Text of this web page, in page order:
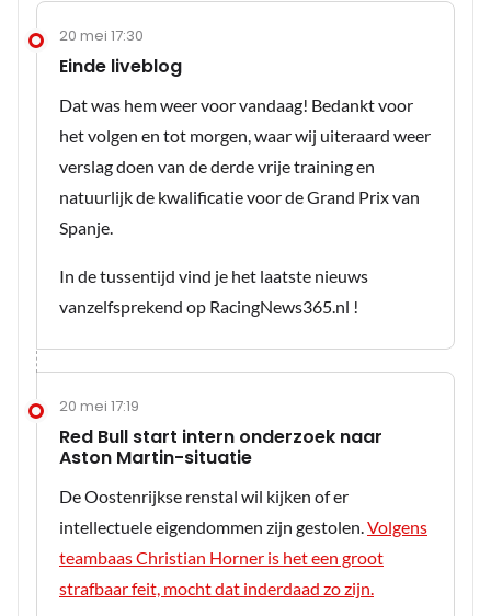
20 mei 17:30
Einde liveblog
Dat was hem weer voor vandaag! Bedankt voor
het volgen en tot morgen, waar wij uiteraard weer
verslag doen van de derde vrije training en
natuurlijk de kwalificatie voor de Grand Prix van
Spanje.
In de tussentijd vind je het laatste nieuws
vanzelfsprekend op RacingNews365.nl !
20 mei 17:19
Red Bull start intern onderzoek naar
Aston Martin-situatie
De Oostenrijkse renstal wil kijken of er
intellectuele eigendommen zijn gestolen.Volgens
teambaas Christian Horner is het een groot
strafbaar feit, mocht dat inderdaad zo zijn.